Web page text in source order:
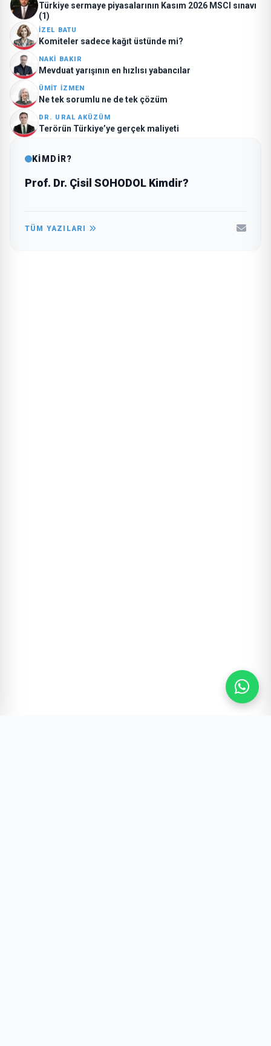
Türkiye sermaye piyasalarının Kasım 2026 MSCI sınavı
(1)
İZEL BATU
Komiteler sadece kağıt üstünde mi?
NAKI BAKIR
Mevduat yarışının en hızlısı yabancılar
ÜMIT İZMEN
Ne tek sorumlu ne de tek çözüm
DR. URAL AKÜZÜM
Terörün Türkiye’ye gerçek maliyeti
KİMDİR?
Prof. Dr. Çisil SOHODOL Kimdir?
TÜM YAZILARI